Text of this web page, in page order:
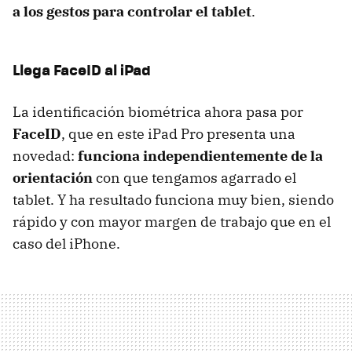
a los gestos para controlar el tablet.
Llega FaceID al iPad
La identificación biométrica ahora pasa por
FaceID, que en este iPad Pro presenta una
novedad: funciona independientemente de la
orientacióncon que tengamos agarrado el
tablet. Y ha resultado funciona muy bien, siendo
rápido y con mayor margen de trabajo que en el
caso del iPhone.